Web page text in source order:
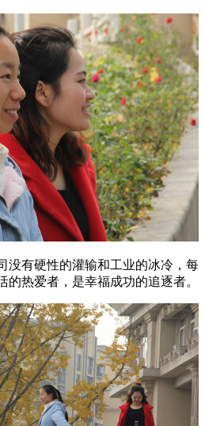
没有硬性的灌输和工业的冰冷，每
的热爱者，是幸福成功的追逐者。